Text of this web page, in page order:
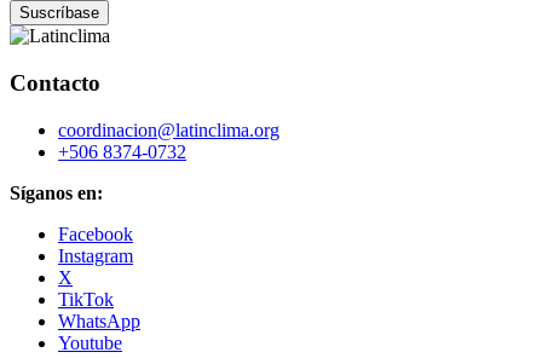
Contacto
coordinacion@latinclima.org
+506 8374-0732
Síganos en:
Facebook
Instagram
X
TikTok
WhatsApp
Youtube